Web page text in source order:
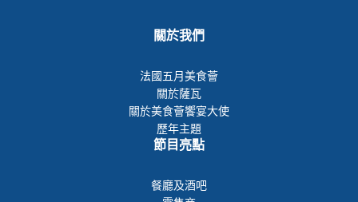
關於我們
法國五月美食薈
關於薩瓦
關於美食薈饗宴大使
歷年主題
節目亮點
餐廳及酒吧